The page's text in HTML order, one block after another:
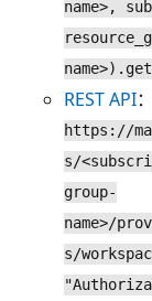
name>,
REST API：
https://
s/
group-
name>/
s/